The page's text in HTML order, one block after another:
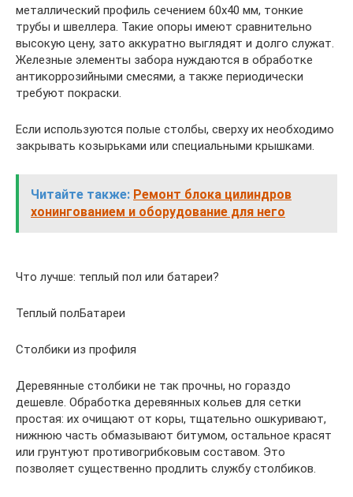
металлический профиль сечением 60х40 мм, тонкие
трубы и швеллера. Такие опоры имеют сравнительно
высокую цену, зато аккуратно выглядят и долго служат.
Железные элементы забора нуждаются в обработке
антикоррозийными смесями, а также периодически
требуют покраски.
Если используются полые столбы, сверху их необходимо
закрывать козырьками или специальными крышками.
Читайте также: Ремонт блока цилиндров
хонингованием и оборудование для него
Что лучше: теплый пол или батареи?
Теплый полБатареи
Столбики из профиля
Деревянные столбики не так прочны, но гораздо
дешевле. Обработка деревянных кольев для сетки
простая: их очищают от коры, тщательно ошкуривают,
нижнюю часть обмазывают битумом, остальное красят
или грунтуют противогрибковым составом. Это
позволяет существенно продлить службу столбиков.